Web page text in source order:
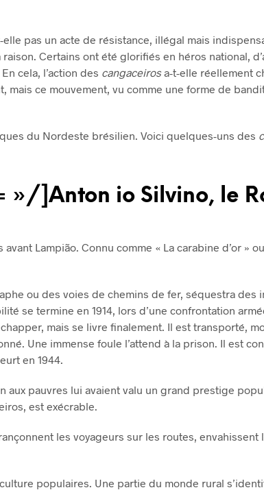
pas un acte de résistance, illégal mais
Certains ont été glorifiés en héros national,
cela, l’action des cangaceiros a-t-elle réellement
mais ce mouvement, vu comme une forme de
du Nordeste brésilien. Voici quelques-uns des
»/]Anton io Silvino, le
Lampião. Connu comme « La carabine d’or »
ou des voies de chemins de fer, séquestra
se termine en 1914, lors d’une confrontation
mais se livre finalement. Il est transporté,
Une immense foule l’attend à la prison. Il est
en 1944.
pauvres lui avaient valu un grand prestige
est exécrable.
les voyageurs sur les routes,
populaires. Une partie du monde rural